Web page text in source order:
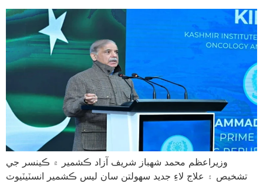
وزيراعظم محمد شهباز شريف آزاد ڪشمير ۾ ڪينسر جي
تشخيص ۽ علاج لاءِ جديد سهولتن سان ليس ڪشمير انسٽيٽيوٽ